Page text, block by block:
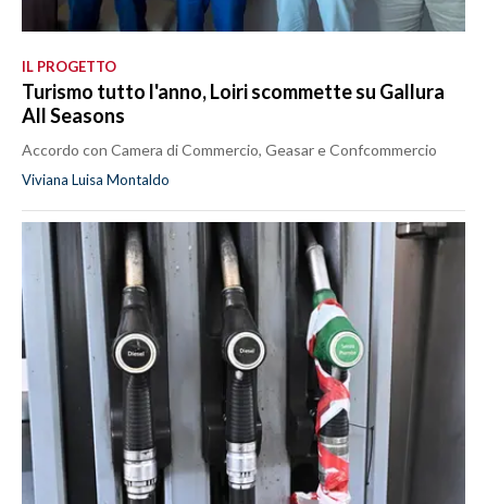
IL PROGETTO
Turismo tutto l'anno, Loiri scommette su Gallura
All Seasons
Accordo con Camera di Commercio, Geasar e Confcommercio
Viviana Luisa Montaldo